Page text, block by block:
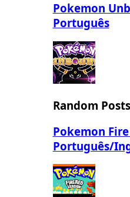
Pokemon
Português
Random Posts
Pokemon Fire
Português/